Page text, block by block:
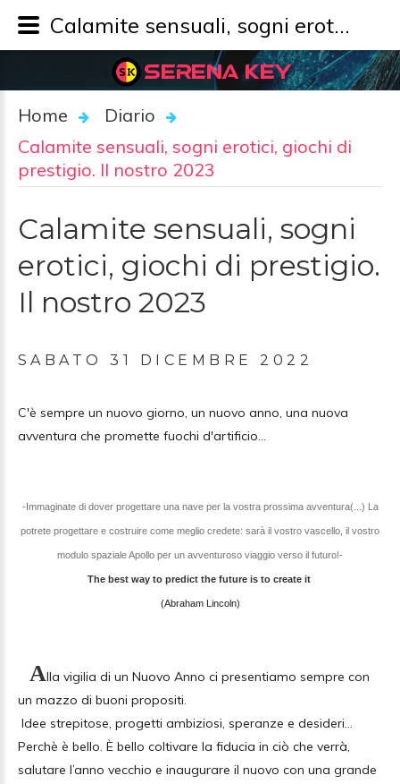
SERENA KEY
Home
Diario
Calamite sensuali, sogni erotici, giochi di
prestigio. Il nostro 2023
Calamite sensuali, sogni
erotici, giochi di prestigio.
Il nostro 2023
SABATO 31 DICEMBRE 2022
C'è sempre un nuovo giorno, un nuovo anno, una nuova
avventura che promette fuochi d'artificio...
-Immaginate di dover progettare una nave per la vostra prossima avventura(...) La
potrete progettare e costruire come meglio credete: sarà il vostro vascello , il vostro
modulo spaziale Apollo per un avventuroso viaggio verso il futuro!-
The best way to predict the future is to create it
(Abraham Lincoln)
Alla vigilia di un Nuovo Anno ci presentiamo sempre con
un mazzo di buoni propositi.
Idee strepitose, progetti ambiziosi, speranze e desideri…
Perchè è bello. È bello coltivare la fiducia in ciò che verrà,
salutare l’anno vecchio e inaugurare il nuovo con una grande
Calamite sensuali, sogni erotici, giochi di prestigio. Il nostro 2023 - Diario - SERENA KEY